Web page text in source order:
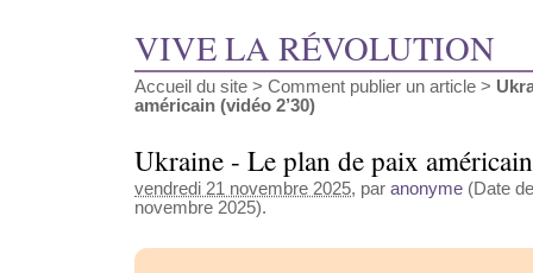
VIVE LA RÉVOLUTION
Accueil du site > Comment publier un article >
américain (vidéo 2’30)
Ukraine - Le plan de paix
vendredi 21 novembre 2025, par anonyme (Date
novembre 2025).